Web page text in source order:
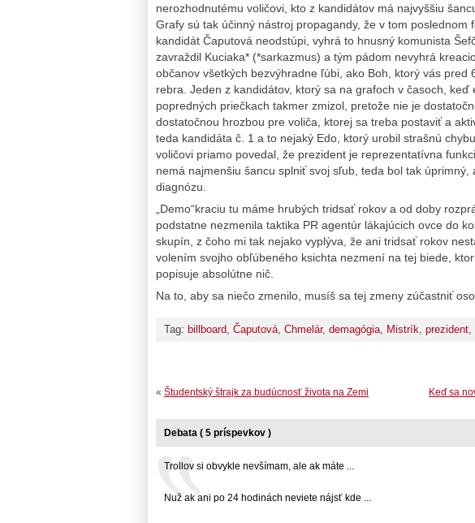
nerozhodnutému voličovi, kto z kandidátov má najvyššiu
Grafy sú tak účinný nástroj propagandy, že v tom poslednom
kandidát Čaputová neodstúpi, vyhrá to hnusný komunista
zavraždil Kuciaka* (*sarkazmus) a tým pádom nevyhrá
občanov všetkých bezvýhradne ľúbi, ako Boh, ktorý vás pred
rebra. Jeden z kandidátov, ktorý sa na grafoch v časoch,
popredných priečkach takmer zmizol, pretože nie je
dostatočnou hrozbou pre voliča, ktorej sa treba postaviť a
teda kandidáta č. 1 a to nejaký Edo, ktorý urobil strašnú
voličovi priamo povedal, že prezident je reprezentatívna
nemá najmenšiu šancu splniť svoj sľub, teda bol tak
diagnózu.
„Demo“kraciu tu máme hrubých tridsať rokov a od doby
podstatne nezmenila taktika PR agentúr lákajúcich ovce do
skupín, z čoho mi tak nejako vyplýva, že ani tridsať rokov
volením svojho obľúbeného ksichta nezmení na tej biede,
popisuje absolútne nič.
Na to, aby sa niečo zmenilo, musíš sa tej zmeny zúčastniť
Tag: billboard, Čaputová, Chmelár, demagógia, Mistrík, prezident,
Keď sa
« Študentský štrajk za budúcnosť života na Zemi
Debata ( 5 príspevkov )
Trollov si obvykle nevšímam, ale ak máte ...
Nuž ak ani po 24 hodinách neviete nájsť kde ...